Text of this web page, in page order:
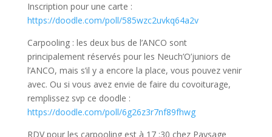
Inscription pour une carte :
https://doodle.com/poll/585wzc2uvkq64a2v
Carpooling : les deux bus de l’ANCO sont
principalement réservés pour les Neuch’O’juniors de
l’ANCO, mais s’il y a encore la place, vous pouvez venir
avec. Ou si vous avez envie de faire du covoiturage,
remplissez svp ce doodle :
https://doodle.com/poll/6g26z3r7nf89fhwg
RDV pour les carpooling est à 17 :30 chez Paysage